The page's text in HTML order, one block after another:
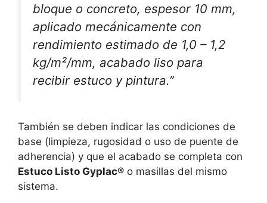
bloque o concreto, espesor 10 mm,
aplicado mecánicamente con
rendimiento estimado de 1,0 – 1,2
kg/m²/mm, acabado liso para
recibir estuco y pintura.”
También se deben indicar las condiciones de
base (limpieza, rugosidad o uso de puente de
adherencia) y que el acabado se completa con
Estuco Listo Gyplac® o masillas del mismo
sistema.